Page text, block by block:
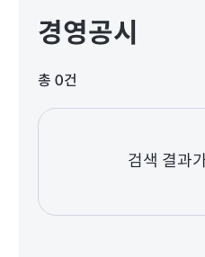
경영공시
총 0건
검색 결과